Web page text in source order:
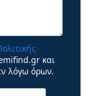
και
λόγω όρων.